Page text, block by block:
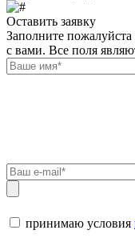
Оставить заявку
Заполните
с вами. Все поля
принимаю условия